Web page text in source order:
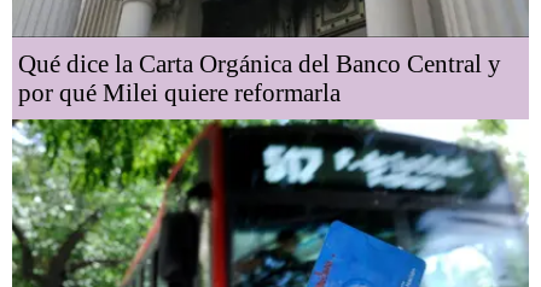
Qué dice la Carta Orgánica del Banco Central y
por qué Milei quiere reformarla